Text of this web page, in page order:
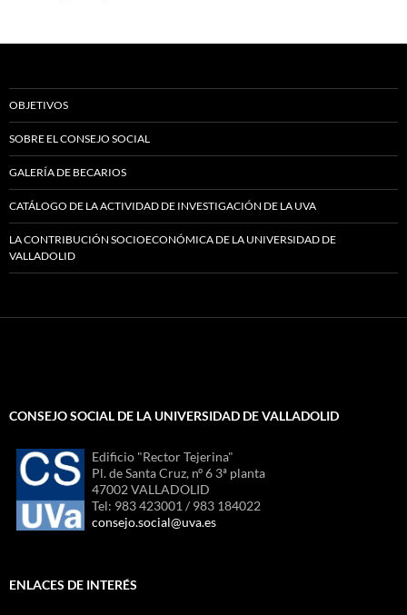
OBJETIVOS
SOBRE EL CONSEJO SOCIAL
GALERÍA DE BECARIOS
CATÁLOGO DE LA ACTIVIDAD DE INVESTIGACIÓN DE LA UVA
LA CONTRIBUCIÓN SOCIOECONÓMICA DE LA UNIVERSIDAD DE
VALLADOLID
CONSEJO SOCIAL DE LA UNIVERSIDAD DE VALLADOLID
Edificio "Rector Tejerina"
Pl. de Santa Cruz, nº 6 3ª planta
47002 VALLADOLID
Tel: 983 423001 / 983 184022
consejo.social@uva.es
ENLACES DE INTERÉS